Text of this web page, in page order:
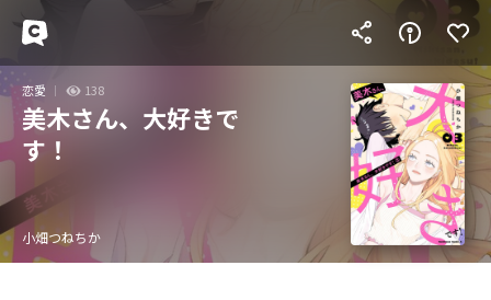
恋愛 138
美木さん、大好きで
す！
小畑つねちか